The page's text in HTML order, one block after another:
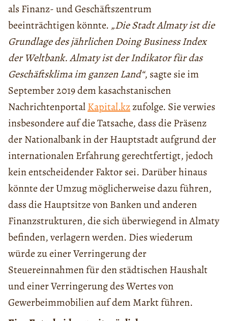
als Finanz- und Geschäftszentrum
beeinträchtigen könnte. „Die Stadt Almaty ist die
Grundlage des jährlichen Doing Business Index
der Weltbank. Almaty ist der Indikator für das
Geschäftsklima im ganzen Land“, sagte sie im
September 2019 dem kasachstanischen
NachrichtenportalKapital.kzzufolge. Sie verwies
insbesondere auf die Tatsache, dass die Präsenz
der Nationalbank in der Hauptstadt aufgrund der
internationalen Erfahrung gerechtfertigt, jedoch
kein entscheidender Faktor sei. Darüber hinaus
könnte der Umzug möglicherweise dazu führen,
dass die Hauptsitze von Banken und anderen
Finanzstrukturen, die sich überwiegend in Almaty
befinden, verlagern werden. Dies wiederum
würde zu einer Verringerung der
Steuereinnahmen für den städtischen Haushalt
und einer Verringerung des Wertes von
Gewerbeimmobilien auf dem Markt führen.